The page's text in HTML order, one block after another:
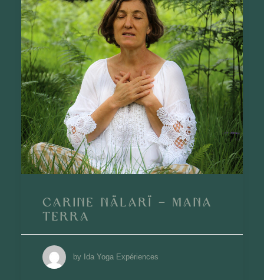
Carine Nälarï – Mana
Terra
by Ida Yoga Expériences